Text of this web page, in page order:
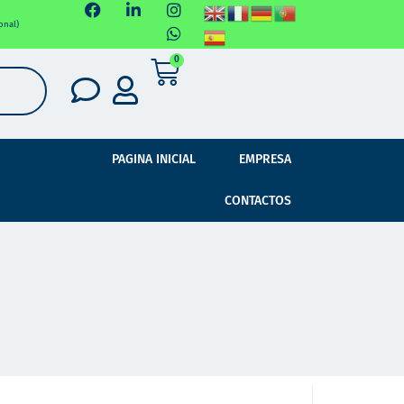
0
PAGINA INICIAL EMPRESA
CONTACTOS